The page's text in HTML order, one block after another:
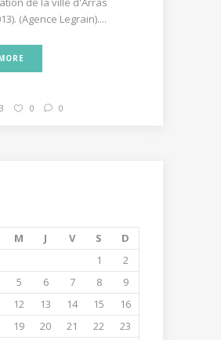
(Agence Legrain)....
0 0
M J V S
D
1
2
5 6 7 8
9
12 13 14 15
16
19 20 21 22
23